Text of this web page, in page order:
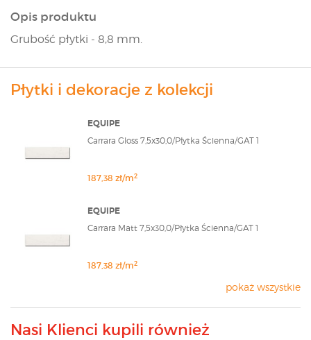
Opis produktu
Grubość płytki - 8,8 mm.
Płytki i dekoracje z kolekcji
EQUIPE
Carrara Gloss 7,5x30,0/Płytka Ścienna/GAT 1
187,38 zł/m2
EQUIPE
Carrara Matt 7,5x30,0/Płytka Ścienna/GAT 1
187,38 zł/m2
pokaż wszystkie
Nasi Klienci kupili również